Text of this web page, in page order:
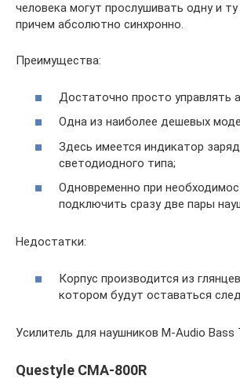
человека могут прослушивать одну и
причем абсолютно синхронно.
Преимущества:
Достаточно просто управлять
Одна из наиболее дешевых
Здесь имеется индикатор
светодиодного типа;
Одновременно при
подключить сразу две пары
Недостатки:
Корпус производится из
котором будут оставаться
Усилитель для наушников M-Audio Bass
Questyle CMA-800R